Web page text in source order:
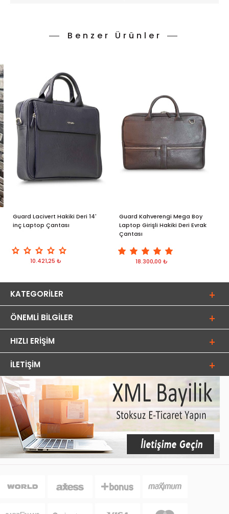
Benzer Ürünler
Guard Lacivert Hakiki Deri 14'
inç Laptop Çantası
10.421,25 ₺
Guard Kahverengi Mega Boy
Laptop Girişli Hakiki Deri Evrak
Çantası
18.300,00 ₺
KATEGORILER
ÖNEMLI BILGILER
HIZLI ERIŞIM
İLETIŞIM